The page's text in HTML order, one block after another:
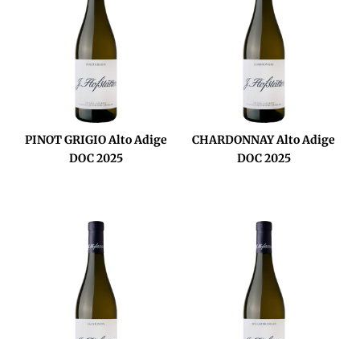
PINOT GRIGIO Alto Adige
DOC 2025
CHARDONNAY Alto Adige
DOC 2025